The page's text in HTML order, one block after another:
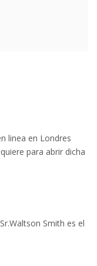
linea en Londres
para abrir dicha
Smith es el